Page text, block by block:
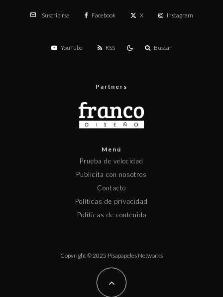
Suscribirse Facebook X Instagram
YouTube RSS Buscar
Partners
Menú
Prueba de velocidad
Publicita con nosotros
Contacto
Políticas de privacidad
Políticas de contenido
Copyright © 2025 Pisapapeles Networks